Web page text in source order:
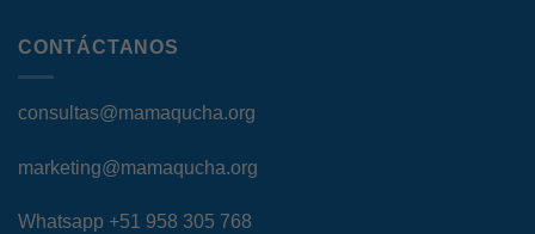
CONTÁCTANOS
consultas@mamaqucha.org
marketing@mamaqucha.org
Whatsapp +51 958 305 768